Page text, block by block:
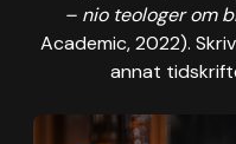
– nio teologer om
Academic, 2022).
annat